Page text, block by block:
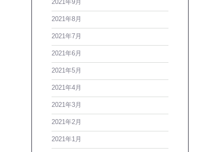
2021年9月
2021年8月
2021年7月
2021年6月
2021年5月
2021年4月
2021年3月
2021年2月
2021年1月